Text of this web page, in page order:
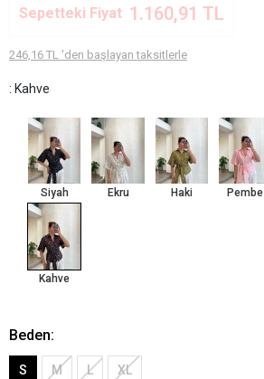
Sepetteki Fiyat 1.160,91 TL
246,16 TL 'den başlayan taksitlerle
: Kahve
Siyah Ekru Haki Pembe
Kahve
Beden:
S M L XL